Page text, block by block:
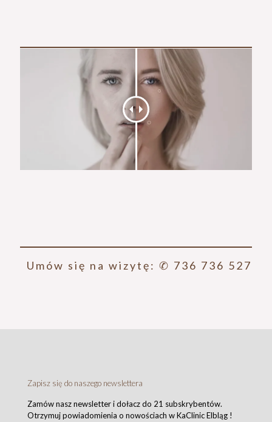
Umów się na wizytę: ✆ 736 736 527
Zapisz się do naszego newslettera
Zamów nasz newsletter i dołacz do 21 subskrybentów.
Otrzymuj powiadomienia o nowościach w KaClinic Elbląg !